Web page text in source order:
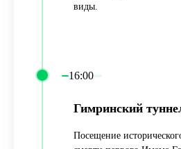
виды.
16:00
Гимринский
Посещение